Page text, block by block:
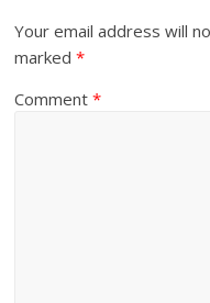
Your email address will
marked*
Comment*